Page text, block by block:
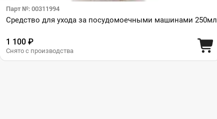
Парт №: 00311994
Средство для ухода за посудомоечными машинами 250мл
1 100 ₽
Снято с производства